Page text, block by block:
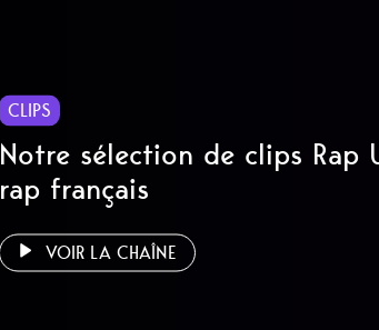
CLIPS
Notre sélection de clips Rap
rap français
VOIR LA CHAÎNE